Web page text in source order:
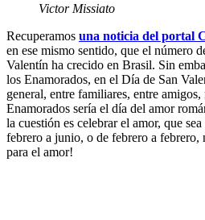
Victor Missiato
Recuperamos una noticia del portal
en ese mismo sentido, que el número
Valentín ha crecido en Brasil. Sin
los Enamorados, en el Día de San
general, entre familiares, entre
Enamorados sería el día del amor
la cuestión es celebrar el amor, que
febrero a junio, o de febrero a febrero,
para el amor!